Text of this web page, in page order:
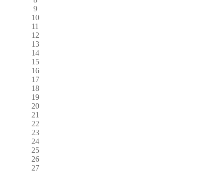
9
10
11
12
13
14
15
16
17
18
19
20
21
22
23
24
25
26
27